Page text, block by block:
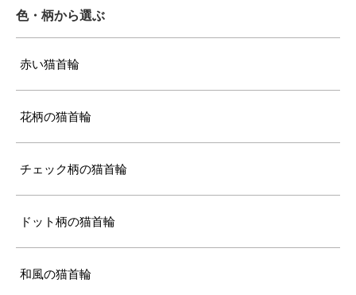
色・柄から選ぶ
赤い猫首輪
花柄の猫首輪
チェック柄の猫首輪
ドット柄の猫首輪
和風の猫首輪